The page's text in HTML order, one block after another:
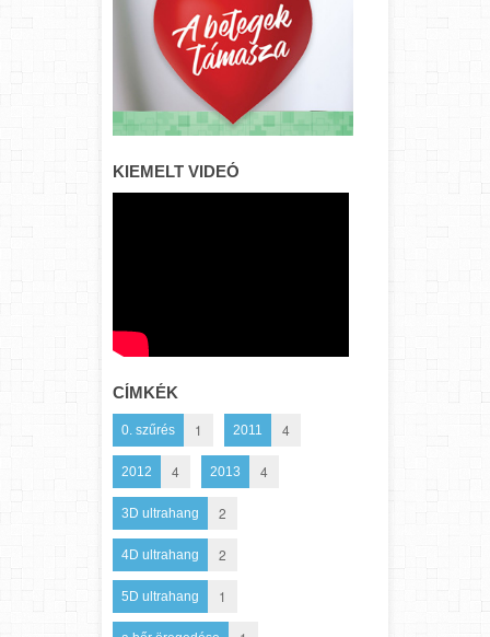
KIEMELT VIDEÓ
CÍMKÉK
0. szűrés 1 2011 4
2012 4 2013 4
3D ultrahang 2
4D ultrahang 2
5D ultrahang 1